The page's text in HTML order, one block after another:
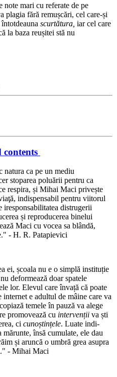
note mari cu referate de pe
plagia fără remușcări, cel care-și
scurtătura, iar cel care
la baza reușitei stă nu
contents
natura ca pe un mediu
stoparea poluării pentru ca
respira, și Mihai Maci privește
indispensabil pentru viitorul
iresponsa­bilitatea distrugerii
și reproducerea binelui
Maci cu vocea sa blândă,
- H. R. Patapievici
ei, școala nu e o simplă instituție
deformează doar spatele
lor. Elevul care învață că poate
e adultul de mâine care va
temele în pauză va alege
promovează cu intervenții va ști
ci cunoștințele. Luate indi­
însă cumulate, ele dau
și aruncă o umbră grea asupra
- Mihai Maci